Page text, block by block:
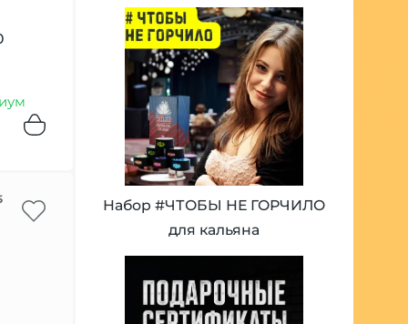
Набор #ЧТОБЫ НЕ ГОРЧИЛО
для кальяна